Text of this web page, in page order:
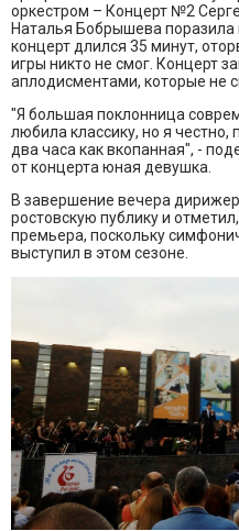
оркестром – Концерт №2
Наталья Бобрышева поразила
концерт длился 35 минут,
игры никто не смог. Концерт
аплодисментами, которые не
"Я большая поклонница
любила классику, но я честно,
два часа как вкопанная", -
от концерта юная девушка.
В завершение вечера
ростовскую публику и
премьера, поскольку
выступил в этом сезоне.